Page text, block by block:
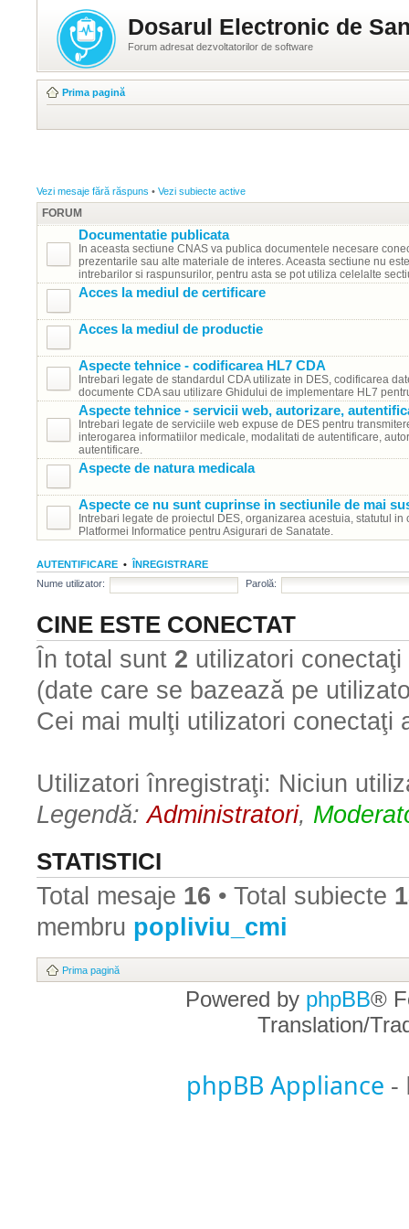
Dosarul Electronic de
Forum adresat dezvoltatorilor de software
Prima pagină
Vezi mesaje fără răspuns • Vezi subiecte active
FORUM
Documentatie publicata
In aceasta sectiune CNAS va publica documentele necesare
prezentarile sau alte materiale de interes. Aceasta sectiune nu
intrebarilor si raspunsurilor, pentru asta se pot utiliza celelalte
Acces la mediul de certificare
Acces la mediul de productie
Aspecte tehnice - codificarea HL7 CDA
Intrebari legate de standardul CDA utilizate in DES, codificarea
documente CDA sau utilizare Ghidului de implementare HL7
Aspecte tehnice - servicii web, autorizare,
Intrebari legate de serviciile web expuse de DES pentru
interogarea informatiilor medicale, modalitati de autentificare,
autentificare.
Aspecte de natura medicala
Aspecte ce nu sunt cuprinse in sectiunile de mai
Intrebari legate de proiectul DES, organizarea acestuia, statutul in
Platformei Informatice pentru Asigurari de Sanatate.
AUTENTIFICARE • ÎNREGISTRARE
Nume utilizator:
Parolă:
CINE ESTE CONECTAT
În total sunt 2 utilizatori
(date care se bazează pe
Cei mai mulţi utilizatori conectaţi
Utilizatori înregistraţi: Niciun
Legendă:Administratori,
STATISTICI
Total mesaje 16 • Total subiecte
membru popliviu_cmi
Prima pagină
Powered by phpBB®
Translation/
phpBB Appliance -